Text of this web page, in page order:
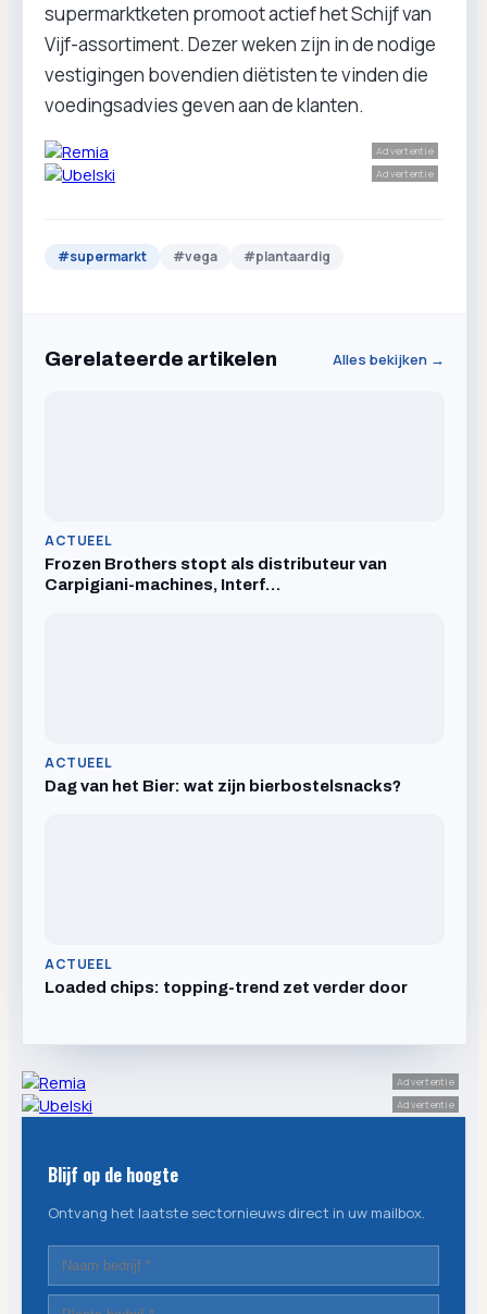
supermarktketen promoot actief het Schijf van
Vijf-assortiment. Dezer weken zijn in de nodige
vestigingen bovendien diëtisten te vinden die
voedingsadvies geven aan de klanten.
Advertentie
Advertentie
#supermarkt #vega #plantaardig
Gerelateerde artikelen Alles bekijken →
ACTUEEL
Frozen Brothers stopt als distributeur van
Carpigiani-machines, Interf…
ACTUEEL
Dag van het Bier: wat zijn bierbostelsnacks?
ACTUEEL
Loaded chips: topping-trend zet verder door
Advertentie
Advertentie
Blijf op de hoogte
Ontvang het laatste sectornieuws direct in uw mailbox.